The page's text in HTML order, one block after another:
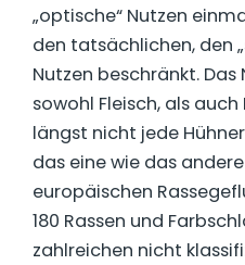
„optische“ Nutzen
den tatsächlichen, den
Nutzen beschränkt.
sowohl Fleisch, als
längst nicht jede
das eine wie das
europäischen
180 Rassen und
zahlreichen nicht